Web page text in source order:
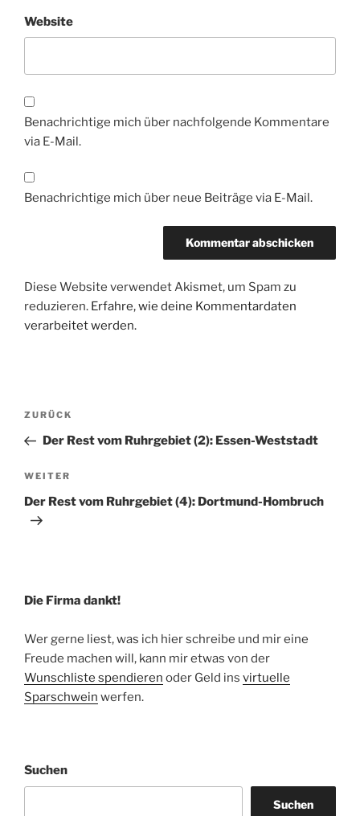
Website
Benachrichtige mich über nachfolgende Kommentare
via E-Mail.
Benachrichtige mich über neue Beiträge via E-Mail.
Diese Website verwendet Akismet, um Spam zu
reduzieren. Erfahre, wie deine Kommentardaten
verarbeitet werden.
Beitragsnavigation
Vorheriger
Beitrag
ZURÜCK
Der Rest vom Ruhrgebiet (2): Essen-Weststadt
Nächster
Beitrag
WEITER
Der Rest vom Ruhrgebiet (4): Dortmund-Hombruch
Die Firma dankt!
Wer gerne liest, was ich hier schreibe und mir eine
Freude machen will, kann mir etwas von der
Wunschliste spendieren oder Geld ins virtuelle
Sparschwein werfen.
Suchen
Suchen